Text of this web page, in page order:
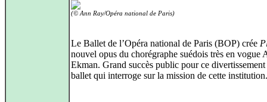
(© Ann Ray/Opéra national de Paris)
Le Ballet de l’Opéra national de Paris (BOP) crée
nouvel opus du chorégraphe suédois très en vogue
Ekman. Grand succès public pour ce
ballet qui interroge sur la mission de cette institution.